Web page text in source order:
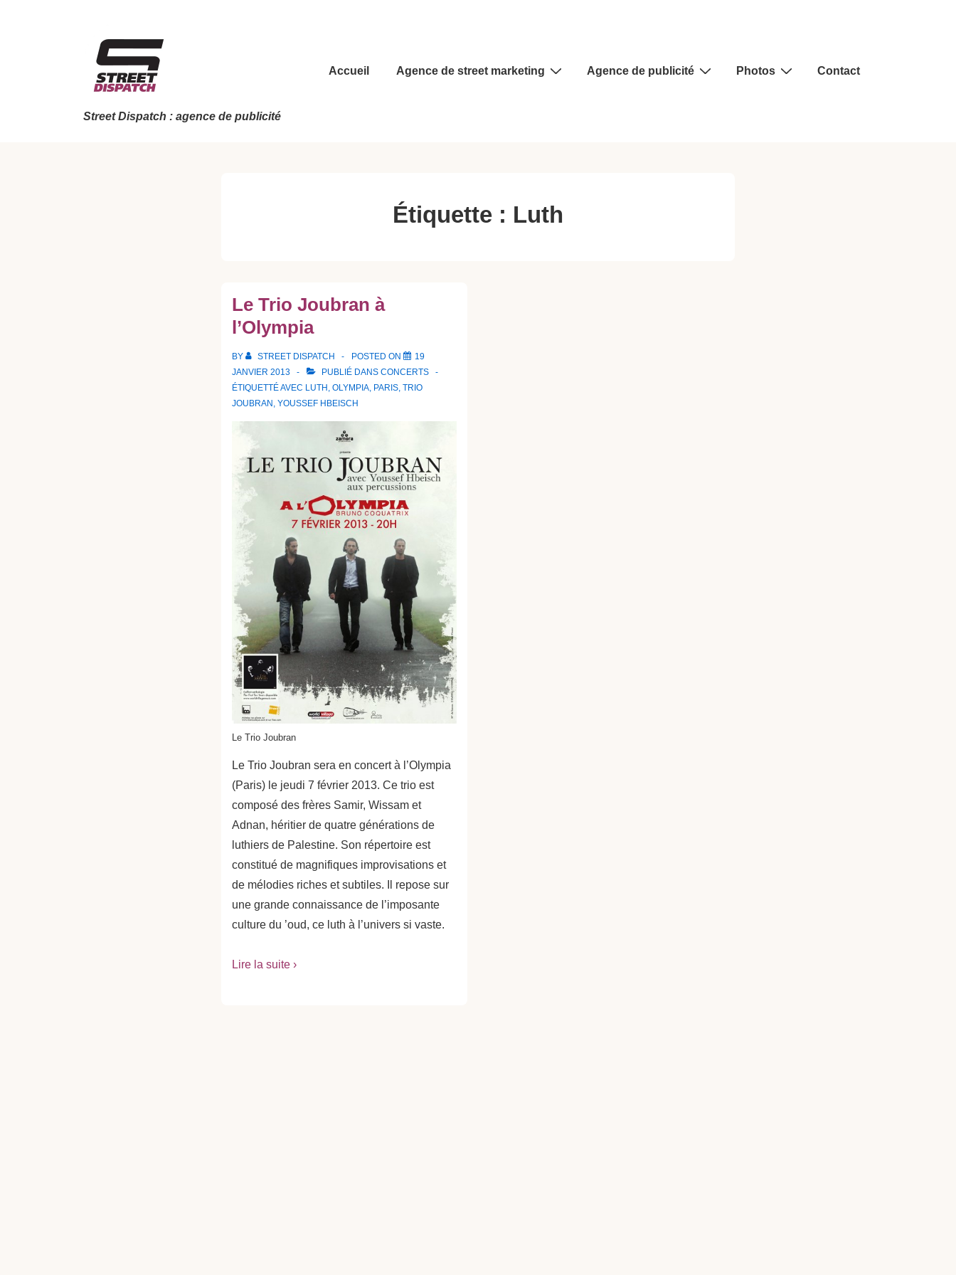
Street Dispatch : agence de publicité
Main
Accueil Agence de street marketing Agence de publicité Photos Contact
Étiquette : Luth
Le Trio Joubran à
l’Olympia
BY STREET DISPATCH POSTED ON
19
JANVIER 2013
PUBLIÉ DANS CONCERTS
ÉTIQUETTÉ AVEC LUTH , OLYMPIA, PARIS, TRIO
JOUBRAN , YOUSSEF HBEISCH
Le Trio Joubran
Le Trio Joubran sera en concert à l’Olympia
(Paris) le jeudi 7 février 2013. Ce trio est
composé des frères Samir, Wissam et
Adnan, héritier de quatre générations de
luthiers de Palestine. Son répertoire est
constitué de magnifiques improvisations et
de mélodies riches et subtiles. Il repose sur
une grande connaissance de l’imposante
culture du ’oud, ce luth à l’univers si vaste.
Lire la suite ›